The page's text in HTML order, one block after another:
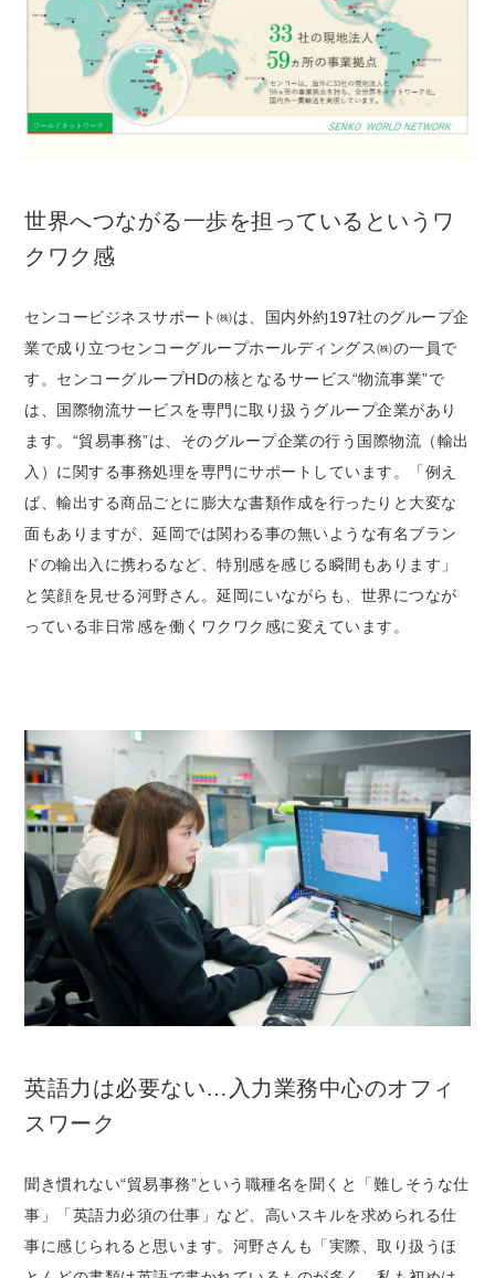
世界へつながる一歩を担っているというワ
クワク感
センコービジネスサポート㈱は、国内外約197社のグループ企
業で成り立つセンコーグループホールディングス㈱の一員で
す。センコーグループHDの核となるサービス“物流事業”で
は、国際物流サービスを専門に取り扱うグループ企業があり
ます。“貿易事務”は、そのグループ企業の行う国際物流（輸出
入）に関する事務処理を専門にサポートしています。「例え
ば、輸出する商品ごとに膨大な書類作成を行ったりと大変な
面もありますが、延岡では関わる事の無いような有名ブラン
ドの輸出入に携わるなど、特別感を感じる瞬間もあります」
と笑顔を見せる河野さん。延岡にいながらも、世界につなが
っている非日常感を働くワクワク感に変えています。
英語力は必要ない…入力業務中心のオフィ
スワーク
聞き慣れない“貿易事務”という職種名を聞くと「難しそうな仕
事」「英語力必須の仕事」など、高いスキルを求められる仕
事に感じられると思います。河野さんも「実際、取り扱うほ